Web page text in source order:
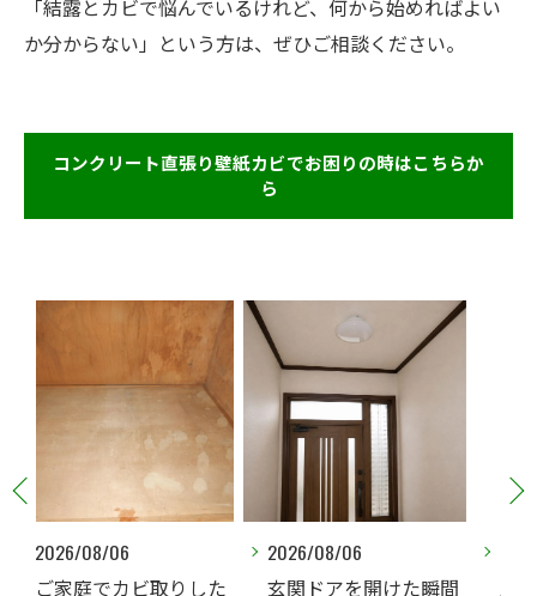
「結露とカビで悩んでいるけれど、何から始めればよい
か分からない」という方は、ぜひご相談ください。
コンクリート直張り壁紙カビでお困りの時はこちらか
ら
2026/08/06
玄関ドアを開けた瞬間
2026/08/06
床下にカビがあると言